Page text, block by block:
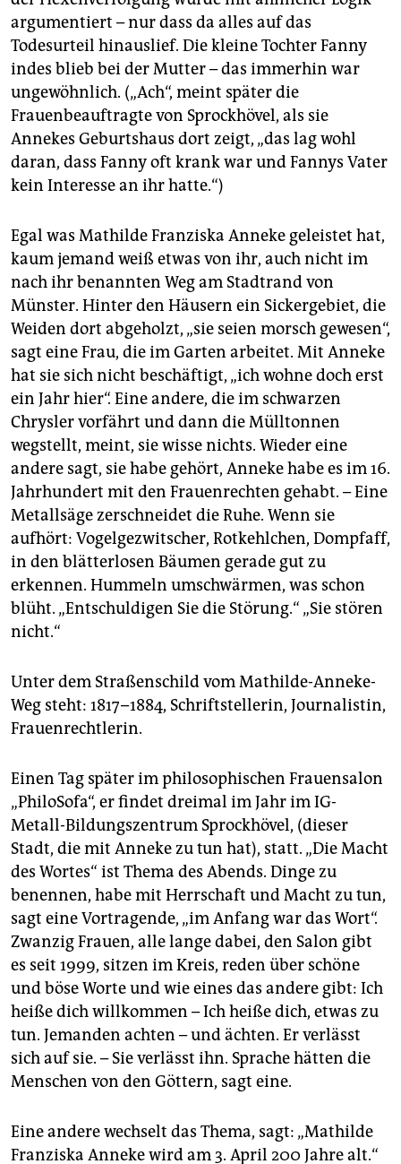
argumentiert – nur dass da alles auf das
Todesurteil hinauslief. Die kleine Tochter Fanny
indes blieb bei der Mutter – das immerhin war
ungewöhnlich. („Ach“, meint später die
Frauenbeauftragte von Sprockhövel, als sie
Annekes Geburtshaus dort zeigt, „das lag wohl
daran, dass Fanny oft krank war und Fannys Vater
kein Interesse an ihr hatte.“)
Egal was Mathilde Franziska Anneke geleistet hat,
kaum jemand weiß etwas von ihr, auch nicht im
nach ihr benannten Weg am Stadtrand von
Münster. Hinter den Häusern ein Sickergebiet, die
Weiden dort abgeholzt, „sie seien morsch gewesen“,
sagt eine Frau, die im Garten arbeitet. Mit Anneke
hat sie sich nicht beschäftigt, „ich wohne doch erst
ein Jahr hier“. Eine andere, die im schwarzen
Chrysler vorfährt und dann die Mülltonnen
wegstellt, meint, sie wisse nichts. Wieder eine
andere sagt, sie habe gehört, Anneke habe es im 16.
Jahrhundert mit den Frauenrechten gehabt. – Eine
Metallsäge zerschneidet die Ruhe. Wenn sie
aufhört: Vogelgezwitscher, Rotkehlchen, Dompfaff,
in den blätterlosen Bäumen gerade gut zu
erkennen. Hummeln umschwärmen, was schon
blüht. „Entschuldigen Sie die Störung.“ „Sie stören
nicht.“
Unter dem Straßenschild vom Mathilde-Anneke-
Weg steht: 1817–1884, Schriftstellerin, Journalistin,
Frauenrechtlerin.
Einen Tag später im philosophischen Frauensalon
„PhiloSofa“, er findet dreimal im Jahr im IG-
Metall-Bildungszentrum Sprockhövel, (dieser
Stadt, die mit Anneke zu tun hat), statt. „Die Macht
des Wortes“ ist Thema des Abends. Dinge zu
benennen, habe mit Herrschaft und Macht zu tun,
sagt eine Vortragende, „im Anfang war das Wort“.
Zwanzig Frauen, alle lange dabei, den Salon gibt
es seit 1999, sitzen im Kreis, reden über schöne
und böse Worte und wie eines das andere gibt: Ich
heiße dich willkommen – Ich heiße dich, etwas zu
tun. Jemanden achten – und ächten. Er verlässt
sich auf sie. – Sie verlässt ihn. Sprache hätten die
Menschen von den Göttern, sagt eine.
Eine andere wechselt das Thema, sagt: „Mathilde
Fran­zis­ka Anneke wird am 3. April 200 Jahre alt.“